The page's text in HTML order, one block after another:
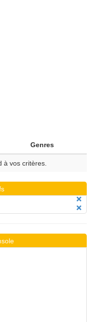
Genres
à vos critères.